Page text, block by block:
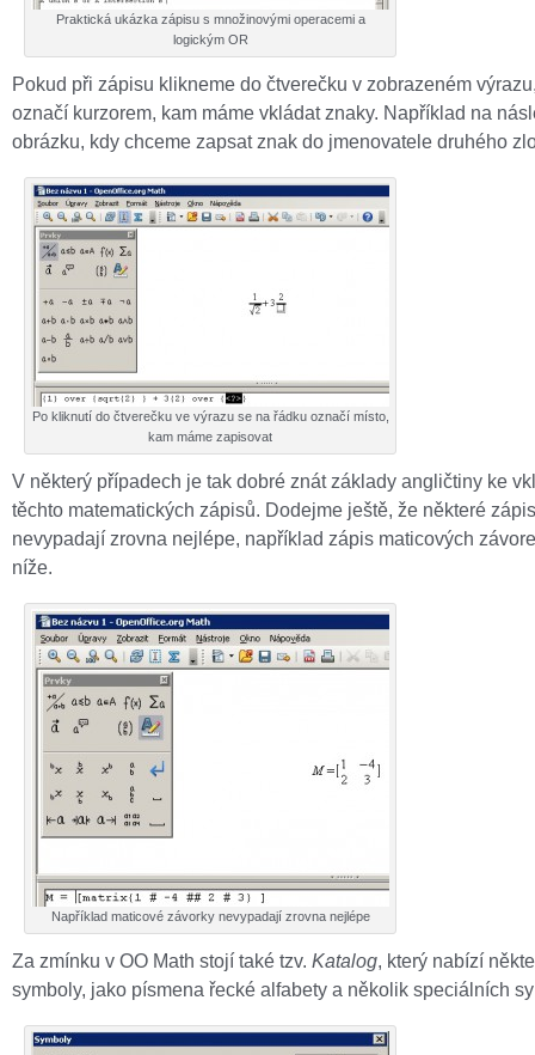
Praktická ukázka zápisu s množinovými operacemi a
logickým OR
Pokud při zápisu klikneme do čtverečku v zobrazeném
označí kurzorem, kam máme vkládat znaky. Například na
obrázku, kdy chceme zapsat znak do jmenovatele druhého
Po kliknutí do čtverečku ve výrazu se na řádku označí místo,
kam máme zapisovat
V některý případech je tak dobré znát základy angličtiny ke
těchto matematických zápisů. Dodejme ještě, že některé
nevypadají zrovna nejlépe, například zápis maticových
níže.
Například maticové závorky nevypadají zrovna nejlépe
Za zmínku v OO Math stojí také tzv. Katalog, který nabízí
symboly, jako písmena řecké alfabety a několik speciálních